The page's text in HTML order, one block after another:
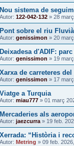
Nou sistema de
Autor: 122-042-132 » 28
Pont sobre el riu
Autor: genissimon » 20
Deixadesa d'ADIF:
Autor: genissimon » 19
Xarxa de carreteres del
Autor: genissimon » 17
Viatge a Turquia
Autor: miau777 » 01 març
Mercaderies als
Autor: jaezcurra » 19 feb.
Xerrada: “Història i
Autor: Metring » 09 feb.